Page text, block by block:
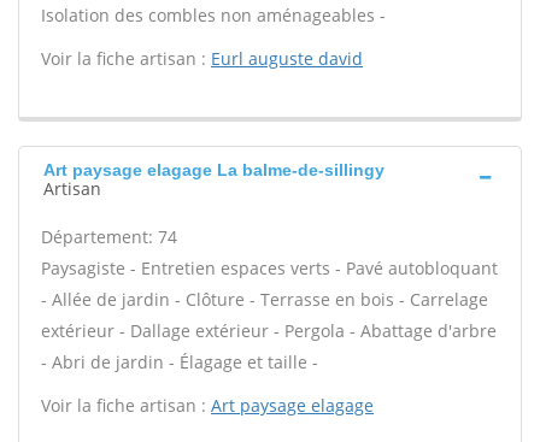
Isolation des combles non aménageables -
Voir la fiche artisan : Eurl auguste david
Art paysage elagage La balme-de-sillingy
Artisan
Département: 74
Paysagiste - Entretien espaces verts - Pavé autobloquant
- Allée de jardin - Clôture - Terrasse en bois - Carrelage
extérieur - Dallage extérieur - Pergola - Abattage d'arbre
- Abri de jardin - Élagage et taille -
Voir la fiche artisan : Art paysage elagage